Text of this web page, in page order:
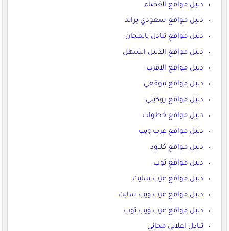
دليل مواقع الفضاء
دليل مواقع سعودي براند
دليل مواقع تبادل بالمجان
دليل مواقع الدليل السهل
دليل مواقع الاقرب
دليل مواقع موقعي
دليل مواقع روكيني
دليل مواقع خطوات
دليل مواقع عرب ويب
دليل مواقع كلاود
دليل مواقع توب
دليل مواقع عرب سايت
دليل مواقع عرب ويب سايت
دليل مواقع عرب ويب توب
تبادل اعلاني مجاني